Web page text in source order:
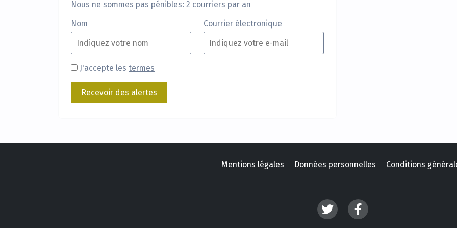
Nous ne sommes pas pénibles: 2 courriers par an
Nom
Courrier électronique
J'accepte les termes
Mentions légales Données personnelles Conditions